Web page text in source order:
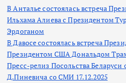
В Анталье состоялась встреча
Ильхама Алиева с Президентом
Эрдоганом
В Давосе состоялась встреча
Президентом США Дональдом
Пресс-релиз Посольства Беларуси
Д.Пиневича со СМИ 17.12.2025